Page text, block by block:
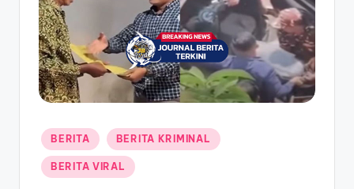
B
ri
Posted
in
BERITA BERITA KRIMINAL
BERITA VIRAL